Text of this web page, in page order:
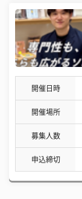
開催日時
開催場所
募集人数
申込締切